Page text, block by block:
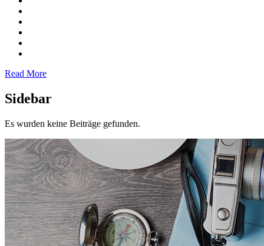
Read More
Sidebar
Es wurden keine Beiträge gefunden.